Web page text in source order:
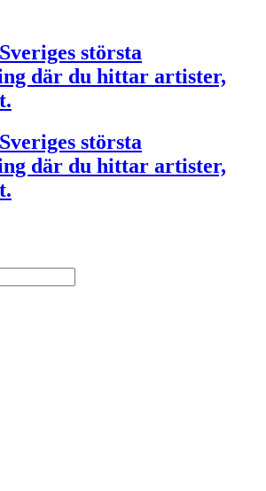
största
där du hittar artister,
största
där du hittar artister,